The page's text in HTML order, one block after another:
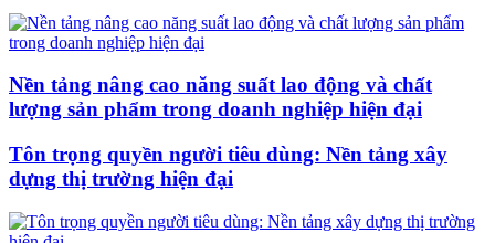
Nền tảng nâng cao năng suất lao động và chất
lượng sản phẩm trong doanh nghiệp hiện đại
Tôn trọng quyền người tiêu dùng: Nền tảng xây
dựng thị trường hiện đại